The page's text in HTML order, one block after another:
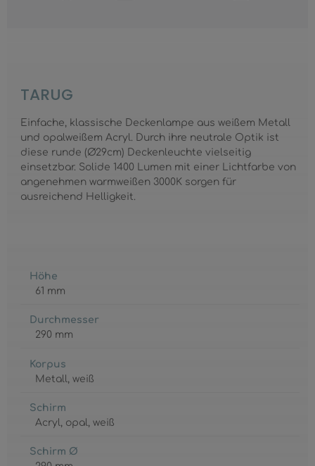
TARUG
Einfache, klassische Deckenlampe aus weißem Metall
und opalweißem Acryl. Durch ihre neutrale Optik ist
diese runde (Ø29cm) Deckenleuchte vielseitig
einsetzbar. Solide 1400 Lumen mit einer Lichtfarbe von
angenehmen warmweißen 3000K sorgen für
ausreichend Helligkeit.
Höhe
61 mm
Durchmesser
290 mm
Korpus
Metall, weiß
Schirm
Acryl , opal , weiß
Schirm Ø